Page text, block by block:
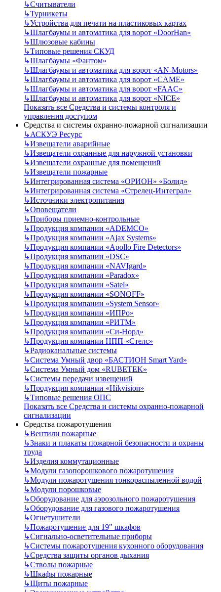
↳Считыватели
↳Турникеты
↳Устройства для печати на пластиковых картах
↳Шлагбаумы и автоматика для ворот «DoorHan»
↳Шлюзовые кабины
↳Типовые решения СКУД
↳Шлагбаумы «Фантом»
↳Шлагбаумы и автоматика для ворот «AN-Motors»
↳Шлагбаумы и автоматика для ворот «CAME»
↳Шлагбаумы и автоматика для ворот «FAAC»
↳Шлагбаумы и автоматика для ворот «NICE»
Показать все Средства и системы контроля и
управления доступом
Средства и системы охранно-пожарной сигнализации
↳АСКУЭ Ресурс
↳Извещатели аварийные
↳Извещатели охранные для наружной установки
↳Извещатели охранные для помещений
↳Извещатели пожарные
↳Интегрированная система «ОРИОН» «Болид»
↳Интегрированная система «Стрелец-Интеграл»
↳Источники электропитания
↳Оповещатели
↳Приборы приемно-контрольные
↳Продукция компании «ADEMCO»
↳Продукция компании «Ajax Systems»
↳Продукция компании «Apollo Fire Detectors»
↳Продукция компании «DSC»
↳Продукция компании «NAVIgard»
↳Продукция компании «Paradox»
↳Продукция компании «Satel»
↳Продукция компании «SONOFF»
↳Продукция компании «System Sensor»
↳Продукция компании «ИПРо»
↳Продукция компании «РИТМ»
↳Продукция компании «Си-Норд»
↳Продукция компании НПП «Стелс»
↳Радиоканальные системы
↳Система Умный двор «БАСТИОН Smart Yard»
↳Система Умный дом «RUBETEK»
↳Системы передачи извещений
↳Продукция компании «Hikvision»
↳Типовые решения ОПС
Показать все Средства и системы охранно-пожарной
сигнализации
Средства пожаротушения
↳Вентили пожарные
↳Знаки и плакаты пожарной безопасности и охраны
труда
↳Изделия коммутационные
↳Модули газопорошкового пожаротушения
↳Модули пожаротушения тонкораспыленной водой
↳Модули порошковые
↳Оборудование для аэрозольного пожаротушения
↳Оборудование для газового пожаротушения
↳Огнетушители
↳Пожаротушение для 19" шкафов
↳Сигнально-осветительные приборы
↳Системы пожаротушения кухонного оборудования
↳Средства защиты органов дыхания
↳Стволы пожарные
↳Шкафы пожарные
↳Щиты пожарные